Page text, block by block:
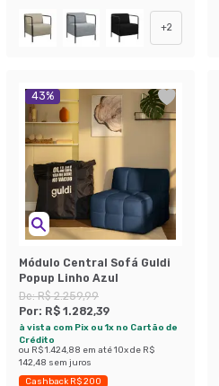
+2
43%
Módulo Central Sofá Guldi
Popup Linho Azul
De:R$ 2.259,99
Por: R$ 1.282,39
à vista com Pix ou 1x no Cartão de
Crédito
ou R$ 1.424,88 em até10x de R$
142,48 sem juros
Cashback R$ 200